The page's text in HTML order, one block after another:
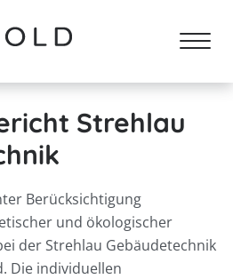
Strehlau
Berücksichtigung
und ökologischer
der Strehlau Gebäudetechnik
Die individuellen